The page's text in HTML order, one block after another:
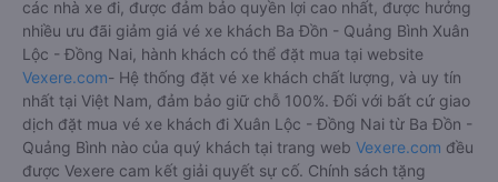
các nhà xe đi, được đảm bảo quyền lợi cao nhất, được hưởng
nhiều ưu đãi giảm giá vé xe khách Ba Đồn - Quảng Bình Xuân
Lộc - Đồng Nai, hành khách có thể đặt mua tại website
Vexere.com- Hệ thống đặt vé xe khách chất lượng, và uy tín
nhất tại Việt Nam, đảm bảo giữ chỗ 100%. Đối với bất cứ giao
dịch đặt mua vé xe khách đi Xuân Lộc - Đồng Nai từ Ba Đồn -
Quảng Bình nào của quý khách tại trang web Vexere.com đều
được Vexere cam kết giải quyết sự cố. Chính sách tặng